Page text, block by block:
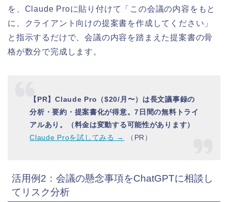
を、Claude Proに貼り付けて「この会議の内容をもと
に、クライアント向けの提案書を作成してください」
と指示するだけで、会議の内容を踏まえた提案書の骨
格が数分で完成します。
【PR】Claude Pro（$20/月〜）は長文議事録の
分析・要約・提案書化が得意。7日間の無料トライ
アルあり。（料金は変動する可能性があります）
Claude Proを試してみる →
（PR）
活用例2：会議の懸念事項をChatGPTに相談し
てリスク分析